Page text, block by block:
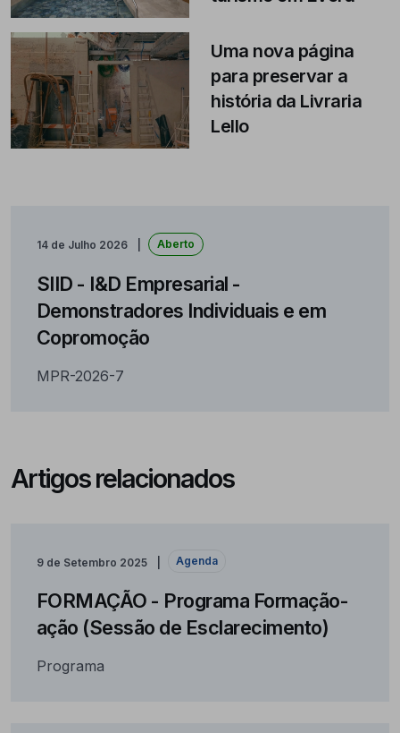
Uma nova página
para preservar a
história da Livraria
Lello
14 de Julho 2026 Aberto
SIID - I&D Empresarial -
Demonstradores Individuais e em
Copromoção
MPR-2026-7
Artigos relacionados
9 de Setembro 2025 Agenda
FORMAÇÃO - Programa Formação-
ação (Sessão de Esclarecimento)
Programa